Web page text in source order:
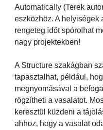
Automatically (Terek
eszközhöz. A helyiségek
rengeteg időt spórolhat
nagy projektekben!
A Structure szakágban
tapasztalhat, például,
megnyomásával a
rögzítheti a vasalatot.
keresztül küzdeni a
ahhoz, hogy a vasalat